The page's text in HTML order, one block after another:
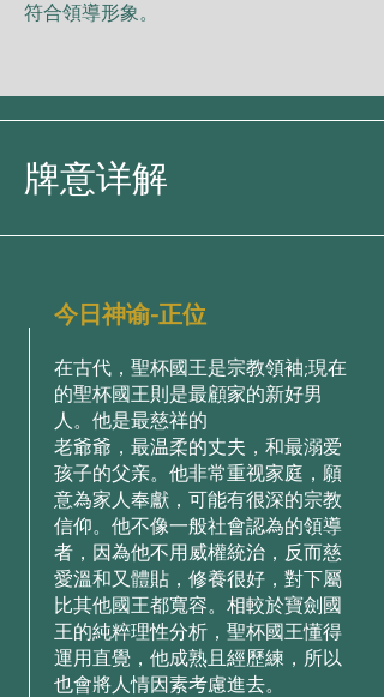
符合領導形象。
牌意详解
今日神谕-正位
在古代，聖杯國王是宗教領袖;現在
的聖杯國王則是最顧家的新好男
⼈。他是最慈祥的
⽼爺爺，最温柔的丈夫，和最溺爱
孩⼦的⽗亲。他⾮常重视家庭，願
意為家⼈奉獻，可能有很深的宗教
信仰。他不像⼀般社會認為的領導
者，因為他不⽤威權統治，反⽽慈
愛溫和⼜體貼，修養很好，對下屬
⽐其他國王都寬容。相較於寶劍國
王的純粹理性分析，聖杯國王懂得
運⽤直覺，他成熟且經歷練，所以
也會將⼈情因素考慮進去。